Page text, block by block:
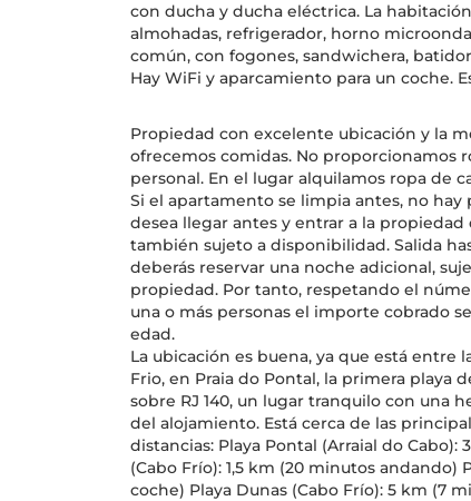
con ducha y ducha eléctrica. La
almohadas, refrigerador, horno
común, con fogones, sandwichera,
Hay WiFi y aparcamiento para un coche.
Propiedad con excelente ubicación y la
ofrecemos comidas. No proporcionamos
personal. En el lugar alquilamos ropa de
Si el apartamento se limpia antes, no hay
desea llegar antes y entrar a la
también sujeto a disponibilidad. Salida
deberás reservar una noche adicional,
propiedad. Por tanto, respetando el
una o más personas el importe cobrado
edad.
La ubicación es buena, ya que está entre
Frio, en Praia do Pontal, la primera playa
sobre RJ 140, un lugar tranquilo con una
del alojamiento. Está cerca de las
distancias: Playa Pontal (Arraial do
(Cabo Frío): 1,5 km (20 minutos andando)
coche) Playa Dunas (Cabo Frío): 5 km (7